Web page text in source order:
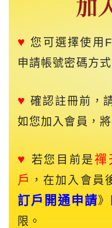
♥ 您可選擇使用
申請帳號密碼方式
♥ 確認註冊前，
如您加入會員，
♥ 若您目前是禪
戶 ，在加入會員
訂戶開通申請
限。